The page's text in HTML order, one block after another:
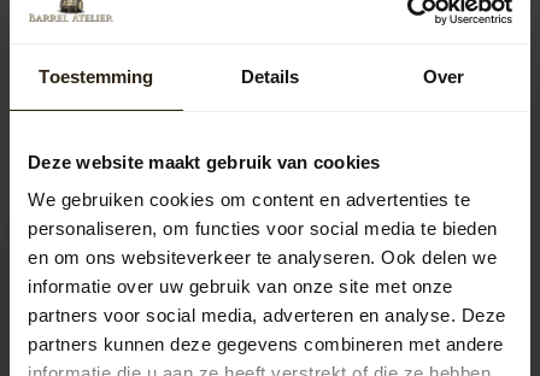
Toestemming Details Over
Deze website maakt gebruik van cookies
We gebruiken cookies om content en advertenties te
personaliseren, om functies voor social media te bieden
en om ons websiteverkeer te analyseren. Ook delen we
informatie over uw gebruik van onze site met onze
partners voor social media, adverteren en analyse. Deze
partners kunnen deze gegevens combineren met andere
Neem gerust contact op met onze klantenservice op
Recent bekeken